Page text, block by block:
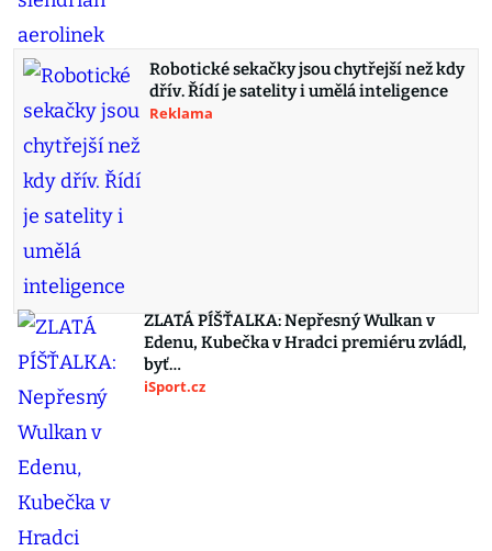
Robotické sekačky jsou chytřejší než kdy
dřív. Řídí je satelity i umělá inteligence
Reklama
ZLATÁ PÍŠŤALKA: Nepřesný Wulkan v
Edenu, Kubečka v Hradci premiéru zvládl,
byť…
iSport.cz